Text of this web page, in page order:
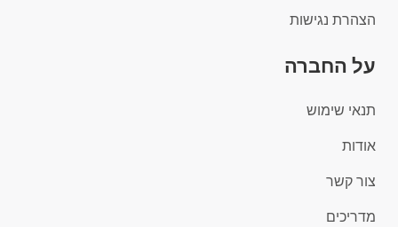
הצהרת נגישות
על החברה
תנאי שימוש
אודות
צור קשר
מדריכים